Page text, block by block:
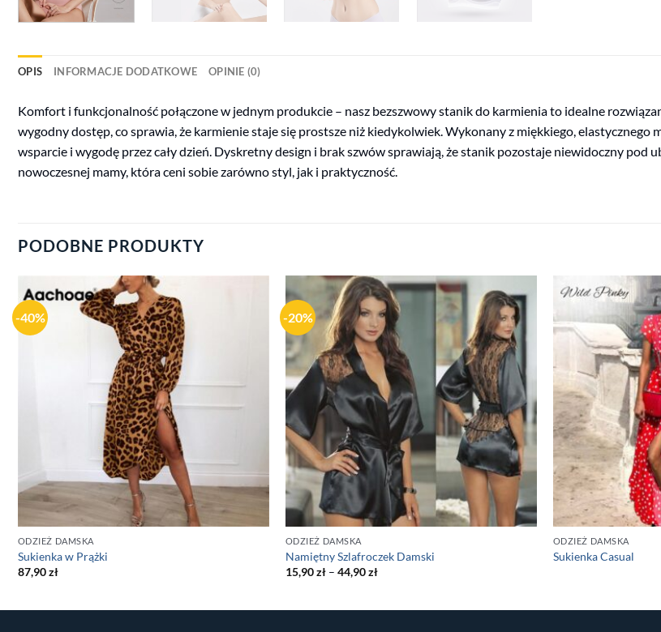
OPIS INFORMACJE DODATKOWE OPINIE (0)
Komfort i funkcjonalność połączone w jednym produkcie – nasz bezszwowy stanik do karmienia to idealne
wygodny dostęp, co sprawia, że karmienie staje się prostsze niż kiedykolwiek. Wykonany z miękkiego,
wsparcie i wygodę przez cały dzień. Dyskretny design i brak szwów sprawiają, że stanik pozostaje niewidoczny pod
nowoczesnej mamy, która ceni sobie zarówno styl, jak i praktyczność.
PODOBNE PRODUKTY
-40%
ODZIEŻ DAMSKA
Sukienka w Prążki
87,90zł
-20%
ODZIEŻ DAMSKA
Namiętny Szlafroczek Damski
15,90zł– 44,90zł
ODZIEŻ DAMSKA
Sukienka Casual